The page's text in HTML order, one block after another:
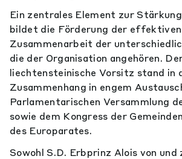
Ein zentrales Element zur
bildet die Förderung der effektiven
Zusammenarbeit der
die der Organisation angehören.
liechtensteinische Vorsitz stand in
Zusammenhang in engem
Parlamentarischen Versammlung
sowie dem Kongress der
des Europarates.
Sowohl S.D. Erbprinz Alois von und